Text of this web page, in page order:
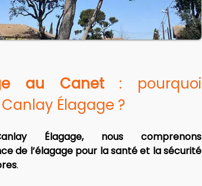
au Canet : pourquoi
Élagage ?
Élagage, nous comprenons
de l’élagage pour la santé et la sécurité
.